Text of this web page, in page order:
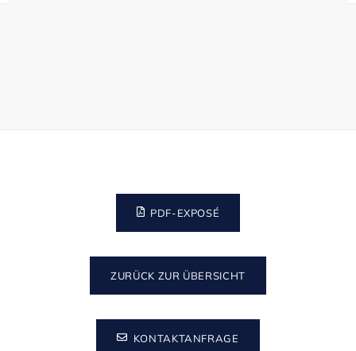
PDF-EXPOSÉ
ZURÜCK ZUR ÜBERSICHT
KONTAKTANFRAGE